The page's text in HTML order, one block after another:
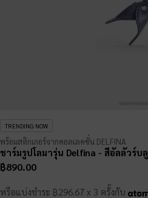
TRENDING NOW
พร้อมสติกเกอร์จากคอลเลคชั่น DELFINA
ชาร์มรูปโลมารุ่น Delfina - สีอัลลัวร์บลู
฿890.00
หรือแบ่งชำระ ฿296.67 x 3 ครั้งกับ